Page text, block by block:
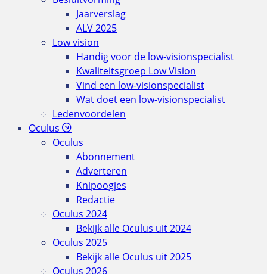
Jaarverslag
ALV 2025
Low vision
Handig voor de low-visionspecialist
Kwaliteitsgroep Low Vision
Vind een low-visionspecialist
Wat doet een low-visionspecialist
Ledenvoordelen
Oculus
Oculus
Abonnement
Adverteren
Knipoogjes
Redactie
Oculus 2024
Bekijk alle Oculus uit 2024
Oculus 2025
Bekijk alle Oculus uit 2025
Oculus 2026